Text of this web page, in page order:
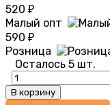
520 ₽
Малый опт
590 ₽
Розница
Осталось 5 шт.
В корзину